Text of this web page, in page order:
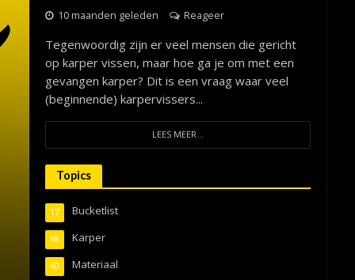
10 maanden geleden Reageer
Tegenwoordig zijn er veel mensen die gericht
op karper vissen, maar hoe ga je om met een
gevangen karper? Dit is een vraag waar veel
(beginnende) karpervissers...
LEES MEER...
Topics
Bucketlist
17
Karper
68
Materiaal
40